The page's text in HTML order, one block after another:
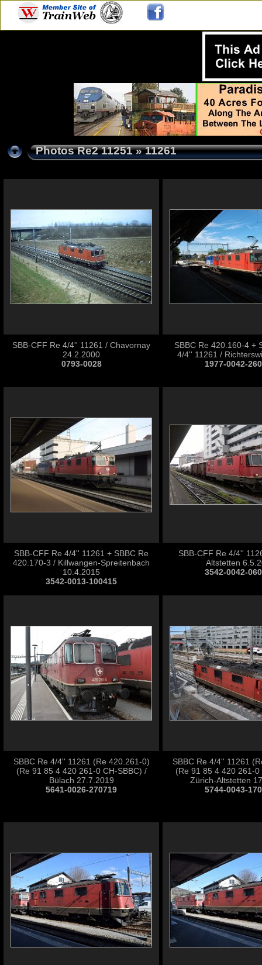
Photos Re2 11251» 11261
SBB-CFF Re 4/4'' 11261 / Chavornay
24.2.2000
0793-0028
SBBC Re 420.160-4 +
4/4'' 11261 /
1977-0042-
SBB-CFF Re 4/4'' 11261 + SBBC Re
420.170-3 / Killwangen-Spreitenbach
10.4.2015
3542-0013-100415
SBB-CFF Re 4/4''
Altstetten
3542-0042-
SBBC Re 4/4'' 11261 (Re 420.261-0)
(Re 91 85 4 420 261-0 CH-SBBC) /
Bülach 27.7.2019
5641-0026-270719
SBBC Re 4/4'' 11261
(Re 91 85 4 420 261-0
Zürich-Altstetten
5744-0043-